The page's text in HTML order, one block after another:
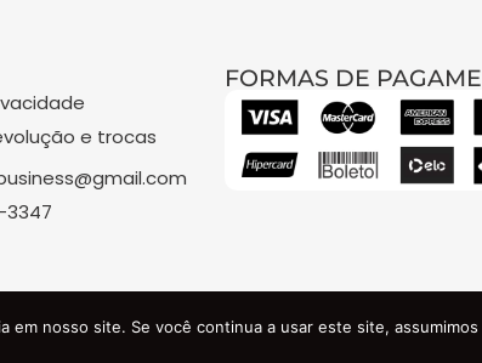
e trocas
3347
FORMAS DE
DE ROUPAS E ACESSORIOS LTDA - CNPJ:
em nosso site. Se você continua a usar este site,